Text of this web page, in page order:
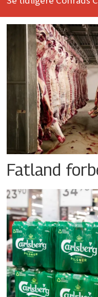
Fatland